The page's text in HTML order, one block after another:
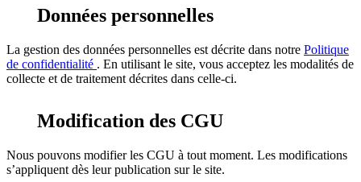
Données personnelles
La gestion des données personnelles est décrite dans notre Politique
de confidentialité . En utilisant le site, vous acceptez les modalités de
collecte et de traitement décrites dans celle-ci.
Modification des CGU
Nous pouvons modifier les CGU à tout moment. Les modifications
s’appliquent dès leur publication sur le site.